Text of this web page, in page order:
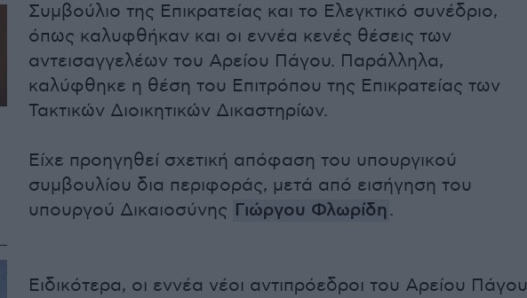
Συμβούλιο της Επικρατείας και το Ελεγκτικό συνέδριο,
όπως καλυφθήκαν και οι εννέα κενές θέσεις των
αντεισαγγελέων του Αρείου Πάγου. Παράλληλα,
καλύφθηκε η θέση του Επιτρόπου της Επικρατείας των
Τακτικών Διοικητικών Δικαστηρίων.
Είχε προηγηθεί σχετική απόφαση του υπουργικού
συμβουλίου δια περιφοράς, μετά από εισήγηση του
υπουργού Δικαιοσύνης Γιώργου Φλωρίδη.
Ειδικότερα, οι εννέα νέοι αντιπρόεδροι του Αρείου Πάγου